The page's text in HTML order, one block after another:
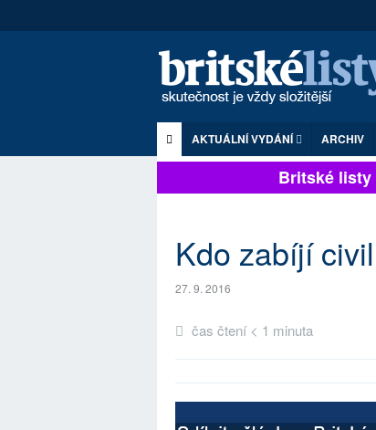
AKTUÁLNÍ VYDÁNÍ ARCHIV
Britské listy
Kdo zabíjí
27. 9. 2016
čas čtení < 1 minuta